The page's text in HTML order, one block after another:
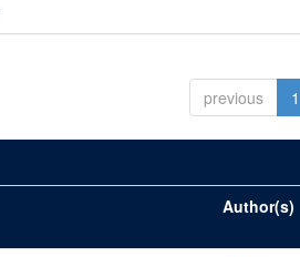
previous 1
Author(s)